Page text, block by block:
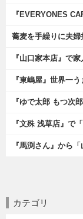
カテゴリ